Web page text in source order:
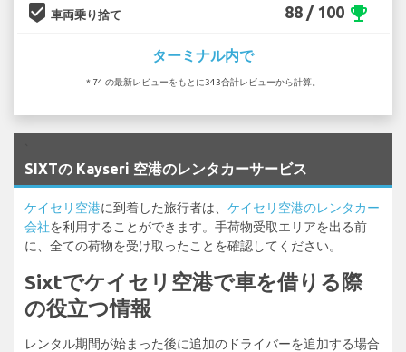
beenhere 車両乗り捨て 88 / 100 emoji_events
ターミナル内で
* 74 の最新レビューをもとに343合計レビューから計算。
SIXTの Kayseri 空港のレンタカーサービス
ケイセリ空港に到着した旅行者は、 ケイセリ空港のレンタカー
会社を利用することができます。手荷物受取エリアを出る前
に、全ての荷物を受け取ったことを確認してください。
Sixtでケイセリ空港で車を借りる際
の役立つ情報
レンタル期間が始まった後に追加のドライバーを追加する場合